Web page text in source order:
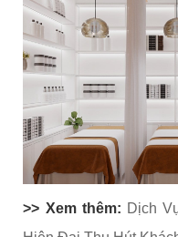
>> Xem thêm: Dịch